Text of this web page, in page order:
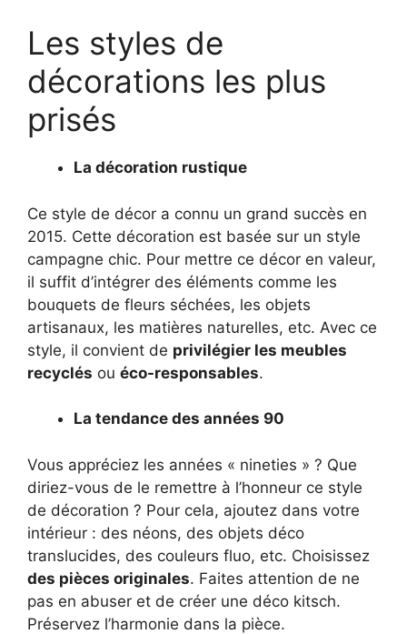
Les styles de
décorations les plus
prisés
La décoration rustique
Ce style de décor a connu un grand succès en
2015. Cette décoration est basée sur un style
campagne chic. Pour mettre ce décor en valeur,
il suffit d’intégrer des éléments comme les
bouquets de fleurs séchées, les objets
artisanaux, les matières naturelles, etc. Avec ce
style, il convient de privilégier les meubles
recyclés ou éco-responsables.
La tendance des années 90
Vous appréciez les années « nineties » ? Que
diriez-vous de le remettre à l’honneur ce style
de décoration ? Pour cela, ajoutez dans votre
intérieur : des néons, des objets déco
translucides, des couleurs fluo, etc. Choisissez
des pièces originales. Faites attention de ne
pas en abuser et de créer une déco kitsch.
Préservez l’harmonie dans la pièce.